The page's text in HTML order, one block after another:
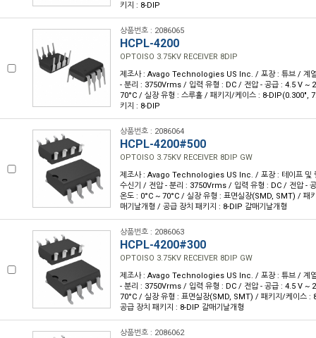
키지 : 8-DIP
상품번호 : 2086065
HCPL-4200
OPTOISO 3.75KV RECEIVER 8DIP
제조사 : Avago Technologies US Inc. / 포장 : 튜브 / 계
- 분리 : 3750Vrms / 입력 유형 : DC / 전압 - 공급 : 4.5 V ~
70°C / 실장 유형 : 스루홀 / 패키지/케이스 : 8-DIP(0.300",
키지 : 8-DIP
상품번호 : 2086064
HCPL-4200#500
OPTOISO 3.75KV RECEIVER 8DIP GW
제조사 : Avago Technologies US Inc. / 포장 : 테이프 및
수신기 / 전압 - 분리 : 3750Vrms / 입력 유형 : DC / 전압 -
온도 : 0°C ~ 70°C / 실장 유형 : 표면실장(SMD, SMT) / 패
매기날개형 / 공급 장치 패키지 : 8-DIP 갈매기날개형
상품번호 : 2086063
HCPL-4200#300
OPTOISO 3.75KV RECEIVER 8DIP GW
제조사 : Avago Technologies US Inc. / 포장 : 튜브 / 계
- 분리 : 3750Vrms / 입력 유형 : DC / 전압 - 공급 : 4.5 V ~
70°C / 실장 유형 : 표면실장(SMD, SMT) / 패키지/케이스 :
공급 장치 패키지 : 8-DIP 갈매기날개형
상품번호 : 2086062